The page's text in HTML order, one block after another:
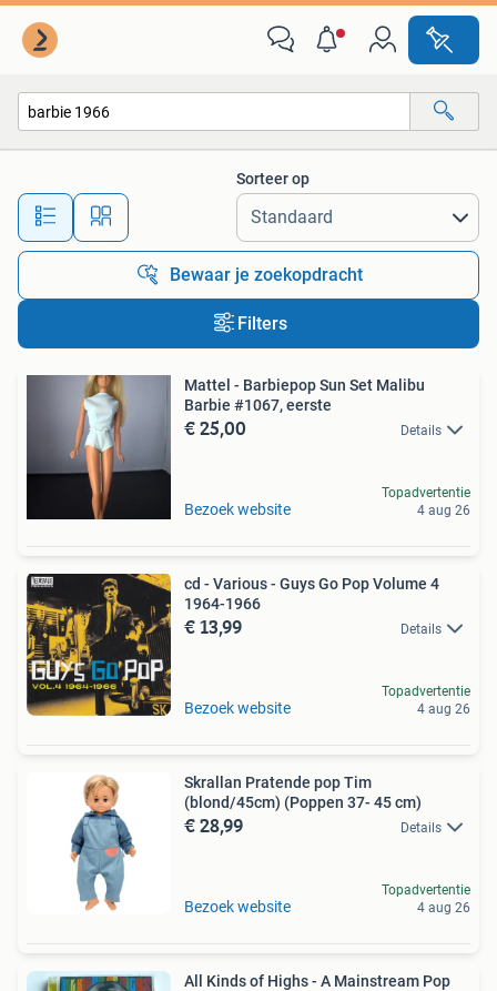
Alle afstanden…
Sorteer op
Bewaar je zoekopdracht
Filters
Mattel - Barbiepop Sun Set Malibu
Barbie #1067, eerste
€ 25,00 Details
Bezoek website
Topadvertentie
4 aug 26
cd - Various - Guys Go Pop Volume 4
1964-1966
€ 13,99 Details
Bezoek website
Topadvertentie
4 aug 26
Skrallan Pratende pop Tim
(blond/45cm) (Poppen 37- 45 cm)
€ 28,99 Details
Bezoek website
Topadvertentie
4 aug 26
All Kinds of Highs - A Mainstream Pop